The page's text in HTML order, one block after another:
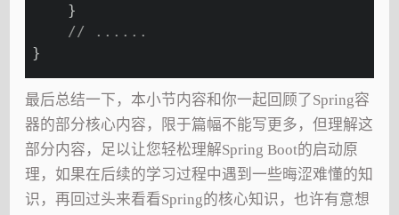
    }
// ......
}
最后总结一下，本小节内容和你一起回顾了Spring容
器的部分核心内容，限于篇幅不能写更多，但理解这
部分内容，足以让您轻松理解Spring Boot的启动原
理，如果在后续的学习过程中遇到一些晦涩难懂的知
识，再回过头来看看Spring的核心知识，也许有意想